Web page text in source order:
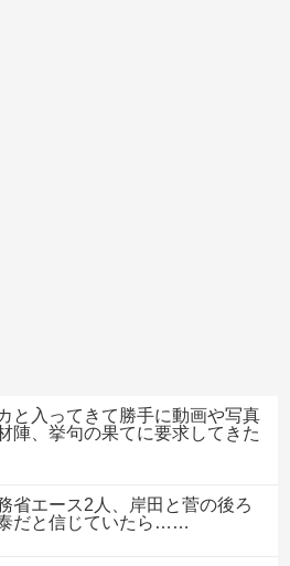
と入ってきて勝手に動画や写真
陣、挙句の果てに要求してきた
省エース2人、岸田と菅の後ろ
だと信じていたら……